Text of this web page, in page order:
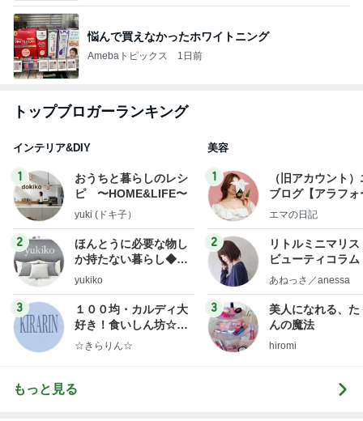
悩んで買えなかったホワイトニング
Amebaトピックス 1日前
トップブロガーランキング
インテリア&DIY
1
おうちと暮らしのレシ
ピ 〜HOME&LIFE〜
yuki (ドキ子）
2
ほんとうに必要な物し
か持たない暮らし◆Ke
ep Life Simple◆〜イ
yukiko
3
１００均・カルディ大
好き！食いしん坊☆き
らりん☆のブログ
☆きらりん☆
美容
1
（旧アカウント
ブログ【アラフォ
社売却セカンドラ
エマの日記
2
リトルミニマリス
ビューティコラ
little
あねっさ／anessa
3
美人になれる、た
んの魔法
hiromi
もっと見る